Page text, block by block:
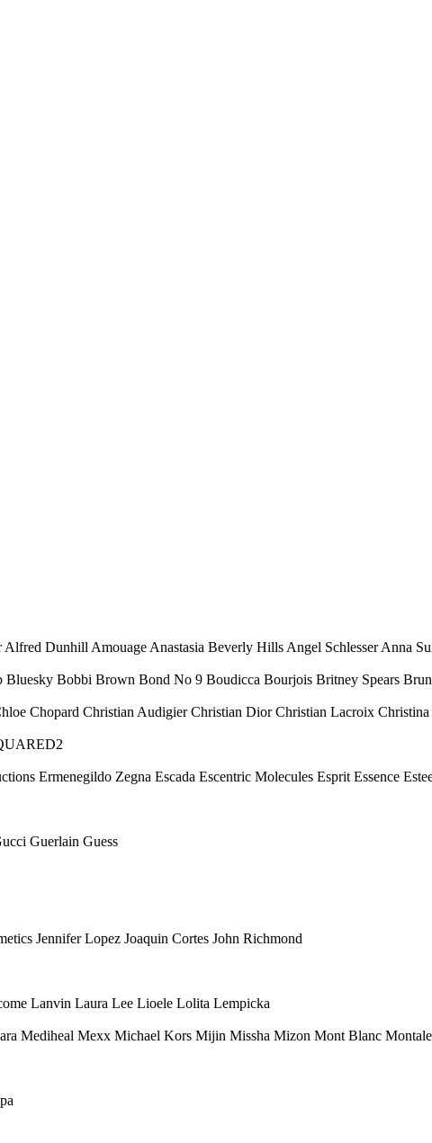
Dunhill Amouage Anastasia Beverly Hills Angel Schlesser Anna
Bobbi Brown Bond No 9 Boudicca Bourjois Britney Spears
Chopard Christian Audigier Christian Dior Christian Lacroix
Ermenegildo Zegna Escada Escentric Molecules Esprit Essence
Guerlain Guess
Jennifer Lopez Joaquin Cortes John Richmond
Lanvin Laura Lee Lioele Lolita Lempicka
Mediheal Mexx Michael Kors Mijin Missha Mizon Mont Blanc